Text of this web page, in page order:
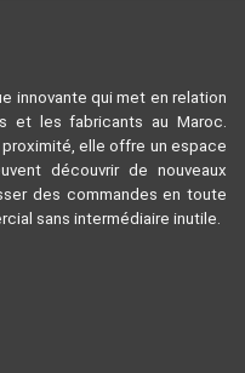
innovante qui met en relation
et les fabricants au Maroc.
elle offre un espace
découvrir de nouveaux
des commandes en toute
sans intermédiaire inutile.